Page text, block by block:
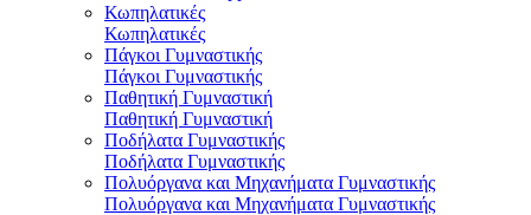
Κωπηλατικές
Κωπηλατικές
Πάγκοι Γυμναστικής
Πάγκοι Γυμναστικής
Παθητική Γυμναστική
Παθητική Γυμναστική
Ποδήλατα Γυμναστικής
Ποδήλατα Γυμναστικής
Πολυόργανα και Μηχανήματα Γυμναστικής
Πολυόργανα και Μηχανήματα Γυμναστικής